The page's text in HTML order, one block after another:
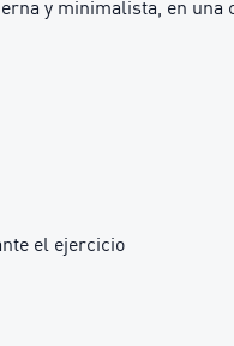
y minimalista, en una
el ejercicio